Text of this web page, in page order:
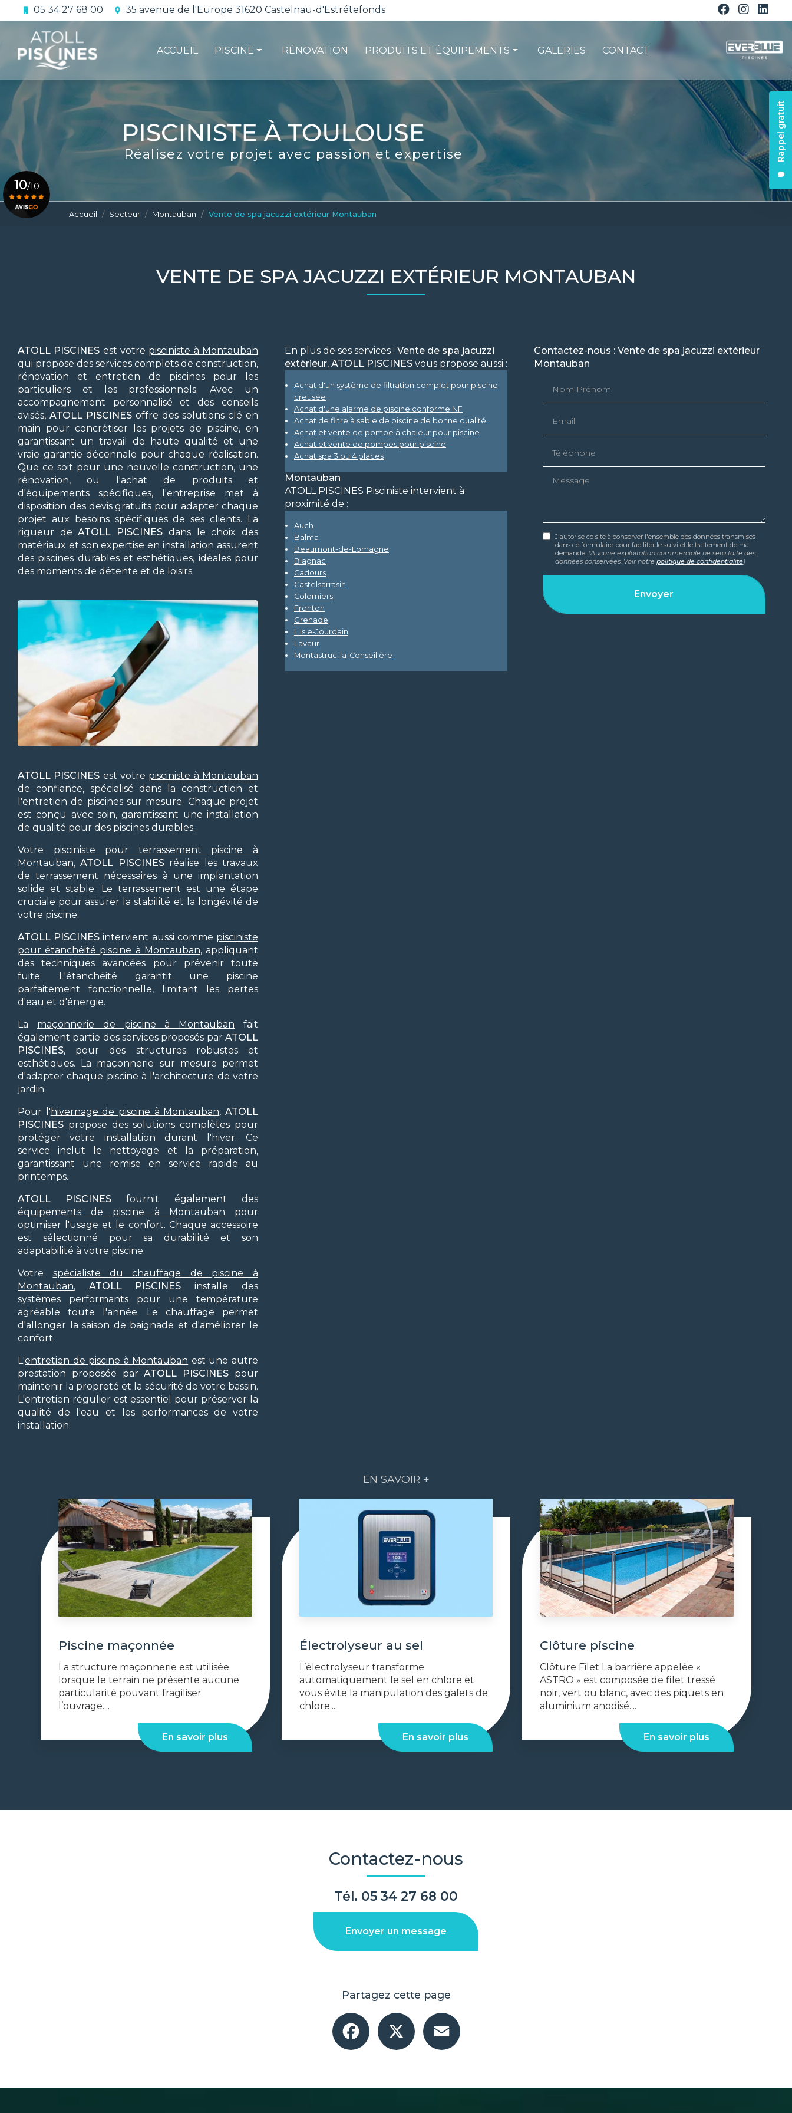
au
contenu
principal
05 34 27 68 00 35 avenue de l'Europe 31620 Castelnau-d'Estrétefonds
Rappel gratuit
ACCUEIL PISCINE
L'étanchéité
La conformité
Le contrat d'entretien
RÉNOVATION PRODUITS ET ÉQUIPEMENTS
Les pompes à chaleur
La filtration
Les robots piscines
Volets et sécurité
La stérilisation
Les abris
Spas-Balnéo
GALERIES CONTACT
Réalisez votre projet avec passion et expertise
10/10
Accueil Secteur Montauban Vente de spa jacuzzi extérieur Montauban
VENTE DE SPA JACUZZI EXTÉRIEUR MONTAUBAN
ATOLL PISCINES est votre pisciniste à Montauban
qui propose des services complets de construction,
rénovation et entretien de piscines pour les
particuliers et les professionnels. Avec un
accompagnement personnalisé et des conseils
avisés, ATOLL PISCINES offre des solutions clé en
main pour concrétiser les projets de piscine, en
garantissant un travail de haute qualité et une
vraie garantie décennale pour chaque réalisation.
Que ce soit pour une nouvelle construction, une
rénovation, ou l'achat de produits et
d'équipements spécifiques, l'entreprise met à
disposition des devis gratuits pour adapter chaque
projet aux besoins spécifiques de ses clients. La
rigueur deATOLL PISCINES dans le choix des
matériaux et son expertise en installation assurent
des piscines durables et esthétiques, idéales pour
des moments de détente et de loisirs.
ATOLL PISCINES est votre pisciniste à Montauban
de confiance, spécialisé dans la construction et
l'entretien de piscines sur mesure. Chaque projet
est conçu avec soin, garantissant une installation
de qualité pour des piscines durables.
Votre pisciniste pour terrassement piscine à
Montauban,ATOLL PISCINESréalise les travaux
de terrassement nécessaires à une implantation
solide et stable. Le terrassement est une étape
cruciale pour assurer la stabilité et la longévité de
votre piscine.
ATOLL PISCINES intervient aussi comme pisciniste
pour étanchéité piscine à Montauban, appliquant
des techniques avancées pour prévenir toute
fuite. L'étanchéité garantit une piscine
parfaitement fonctionnelle, limitant les pertes
d'eau et d'énergie.
La maçonnerie de piscine à Montauban fait
également partie des services proposés par ATOLL
PISCINES, pour des structures robustes et
esthétiques. La maçonnerie sur mesure permet
d'adapter chaque piscine à l'architecture de votre
jardin.
Pour l' hivernage de piscine à Montauban, ATOLL
PISCINES propose des solutions complètes pour
protéger votre installation durant l'hiver. Ce
service inclut le nettoyage et la préparation,
garantissant une remise en service rapide au
printemps.
ATOLL PISCINES fournit également des
équipements de piscine à Montauban pour
optimiser l'usage et le confort. Chaque accessoire
est sélectionné pour sa durabilité et son
adaptabilité à votre piscine.
Votre spécialiste du chauffage de piscine à
Montauban, ATOLL PISCINES installe des
systèmes performants pour une température
agréable toute l'année. Le chauffage permet
d'allonger la saison de baignade et d'améliorer le
confort.
L'entretien de piscine à Montauban est une autre
prestation proposée parATOLL PISCINES pour
maintenir la propreté et la sécurité de votre bassin.
L'entretien régulier est essentiel pour préserver la
qualité de l'eau et les performances de votre
installation.
En plus de ses services : Vente de spa jacuzzi
extérieur, ATOLL PISCINESvous propose aussi :
Achat d'un système de filtration complet pour piscine
creusée
Achat d'une alarme de piscine conforme NF
Achat de filtre à sable de piscine de bonne qualité
Achat et vente de pompe à chaleur pour piscine
Achat et vente de pompes pour piscine
Achat spa 3 ou 4 places
Montauban
ATOLL PISCINES Pisciniste intervient à
proximité de :
Auch
Balma
Beaumont-de-Lomagne
Blagnac
Cadours
Castelsarrasin
Colomiers
Fronton
Grenade
L'Isle-Jourdain
Lavaur
Montastruc-la-Conseillère
Contactez-nous : Vente de spa jacuzzi extérieur
Montauban
Message
J'autorise ce site à conserver l'ensemble des données transmises
dans ce formulaire pour faciliter le suivi et le traitement de ma
demande. (Aucune exploitation commerciale ne sera faite des
données conservées. Voir notre politique de confidentialité)
EN SAVOIR +
Piscine maçonnée
La structure maçonnerie est utilisée
lorsque le terrain ne présente aucune
particularité pouvant fragiliser
l’ouvrage....
En savoir plus
Électrolyseur au sel
L’électrolyseur transforme
automatiquement le sel en chlore et
vous évite la manipulation des galets de
chlore....
En savoir plus
Clôture piscine
Clôture Filet La barrière appelée «
ASTRO » est composée de filet tressé
noir, vert ou blanc, avec des piquets en
aluminium anodisé....
En savoir plus
Contactez-nous
Tél. 05 34 27 68 00
Envoyer un message
Partagez cette page
Facebook